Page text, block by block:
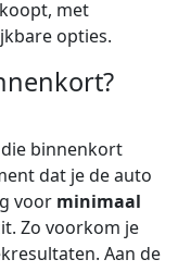
met
opties.
binnenkort
dat je de auto
voor minimaal
Zo voorkom je
Aan de